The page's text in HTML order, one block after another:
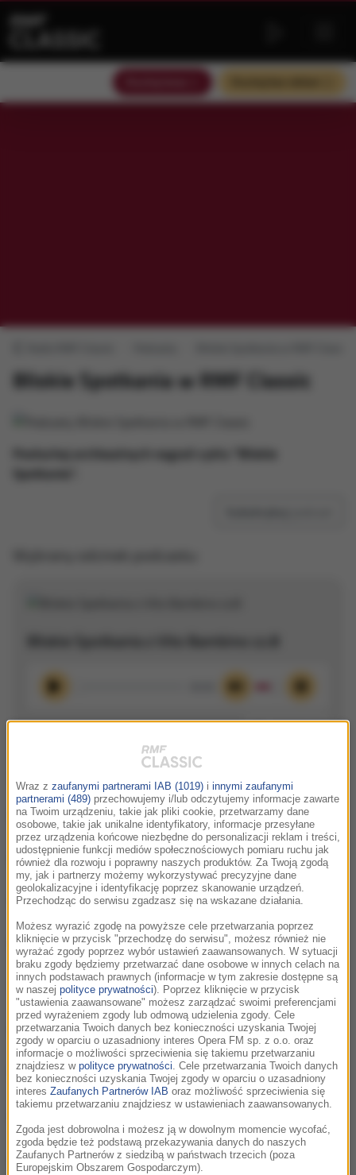
Bliskie Spotkania w RMF Classic
Posłuchaj archiwalnych nagrań cyklu "Bliskie
Bliskie Spotkania z Vito Bambino cz.8
Odtwórz Wycisz
Udostępnij
Wszystkie odcinki podcastu:
Bliskie Spotkania z Vito Bambino cz.12
Bliskie Spotkania z Vito Bambino cz.11 02:53
Bliskie Spotkania z Vito Bambino cz.10
Bliskie Spotkania z Vito Bambino cz.9 02:33
Bliskie Spotkania z Vito Bambino cz.8 02:41
Bliskie Spotkania z Vito Bambino cz.7 02:22
Bliskie Spotkania z Vito Bambino cz.6 01:58
Bliskie Spotkania z Vito Bambino cz.5
Bliskie Spotkania z Vito Bambino cz.4
Wraz z zaufanymi partnerami IAB (1019) i innymi zaufanymi
partnerami (489) przechowujemy i/lub odczytujemy informacje zawarte
na Twoim urządzeniu, takie jak pliki cookie, przetwarzamy dane
osobowe, takie jak unikalne identyfikatory, informacje przesyłane
przez urządzenia końcowe niezbędne do personalizacji reklam i treści,
udostępnienie funkcji mediów społecznościowych pomiaru ruchu jak
również dla rozwoju i poprawny naszych produktów. Za Twoją zgodą
my, jak i partnerzy możemy wykorzystywać precyzyjne dane
geolokalizacyjne i identyfikację poprzez skanowanie urządzeń.
Przechodząc do serwisu zgadzasz się na wskazane działania.
Możesz wyrazić zgodę na powyższe cele przetwarzania poprzez
kliknięcie w przycisk "przechodzę do serwisu", możesz również nie
wyrażać zgody poprzez wybór ustawień zaawansowanych. W sytuacji
braku zgody będziemy przetwarzać dane osobowe w innych celach na
innych podstawach prawnych (informacje w tym zakresie dostępne są
w naszej polityce prywatności). Poprzez kliknięcie w przycisk
"ustawienia zaawansowane" możesz zarządzać swoimi preferencjami
przed wyrażeniem zgody lub odmową udzielenia zgody. Cele
przetwarzania Twoich danych bez konieczności uzyskania Twojej
zgody w oparciu o uzasadniony interes Opera FM sp. z o.o. oraz
informacje o możliwości sprzeciwienia się takiemu przetwarzaniu
znajdziesz w polityce prywatności. Cele przetwarzania Twoich danych
bez konieczności uzyskania Twojej zgody w oparciu o uzasadniony
interes Zaufanych Partnerów IAB oraz możliwość sprzeciwienia się
takiemu przetwarzaniu znajdziesz w ustawieniach zaawansowanych.
Zgoda jest dobrowolna i możesz ją w dowolnym momencie wycofać,
zgoda będzie też podstawą przekazywania danych do naszych
Zaufanych Partnerów z siedzibą w państwach trzecich (poza
Europejskim Obszarem Gospodarczym).